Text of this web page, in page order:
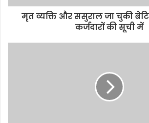
मृत व्यक्ति और ससुराल जा चुकी
कर्जदारों की सूची में